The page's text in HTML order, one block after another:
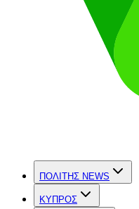
ΠΟΛΙΤΗΣ NEWS
ΚΥΠΡΟΣ